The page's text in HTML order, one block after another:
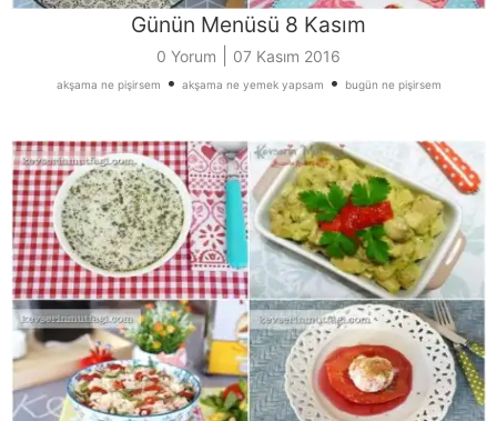
Günün Menüsü 8 Kasım
0 Yorum 07 Kasım 2016
akşama ne pişirsem • akşama ne yemek yapsam • bugün ne pişirsem